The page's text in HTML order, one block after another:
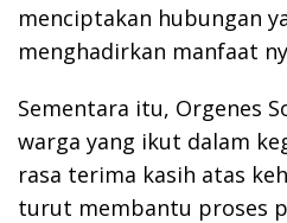
menciptakan hubungan
menghadirkan manfaat
Sementara itu, Orgenes
warga yang ikut dalam
rasa terima kasih atas
turut membantu proses